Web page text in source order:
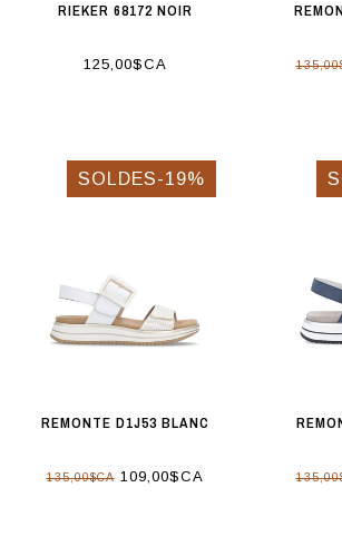
RIEKER 68172 NOIR
125,00$CA
SOLDES-19%
REMONTE D1J53 BLANC
135,00$CA109,00$CA